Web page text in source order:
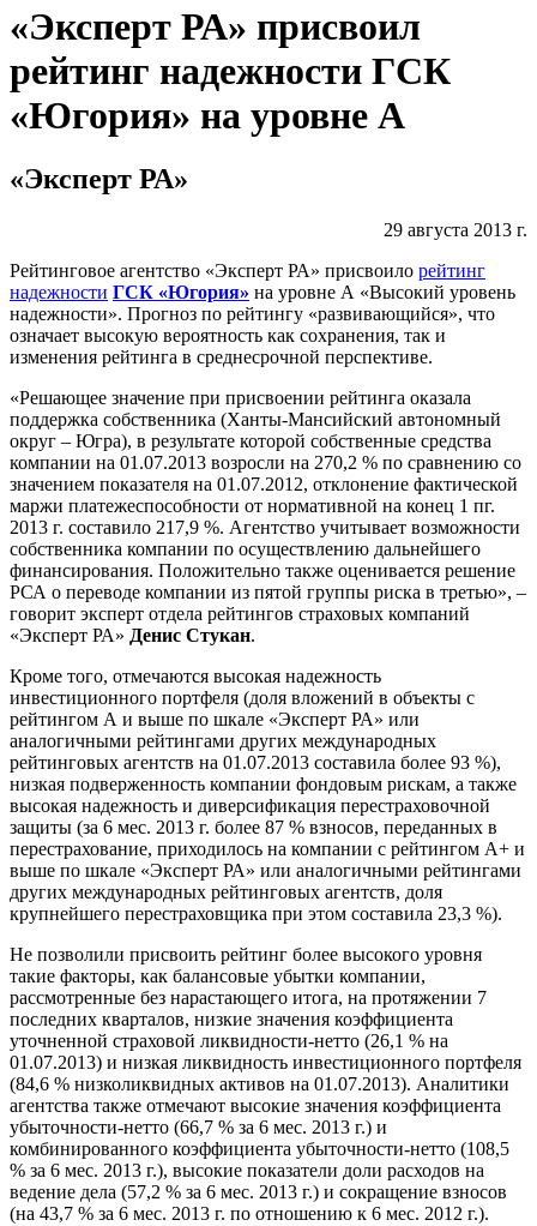
«Эксперт РА» присвоил
рейтинг надежности ГСК
«Югория» на уровне А
«Эксперт РА»
29 августа 2013 г.
Рейтинговое агентство «Эксперт РА» присвоило рейтинг
надежности ГСК «Югория» на уровне А «Высокий уровень
надежности». Прогноз по рейтингу «развивающийся», что
означает высокую вероятность как сохранения, так и
изменения рейтинга в среднесрочной перспективе.
«Решающее значение при присвоении рейтинга оказала
поддержка собственника (Ханты-Мансийский автономный
округ – Югра), в результате которой собственные средства
компании на 01.07.2013 возросли на 270,2 % по сравнению со
значением показателя на 01.07.2012, отклонение фактической
маржи платежеспособности от нормативной на конец 1 пг.
2013 г. составило 217,9 %. Агентство учитывает возможности
собственника компании по осуществлению дальнейшего
финансирования. Положительно также оценивается решение
РСА о переводе компании из пятой группы риска в третью», –
говорит эксперт отдела рейтингов страховых компаний
«Эксперт РА» Денис Стукан.
Кроме того, отмечаются высокая надежность
инвестиционного портфеля (доля вложений в объекты с
рейтингом А и выше по шкале «Эксперт РА» или
аналогичными рейтингами других международных
рейтинговых агентств на 01.07.2013 составила более 93 %),
низкая подверженность компании фондовым рискам, а также
высокая надежность и диверсификация перестраховочной
защиты (за 6 мес. 2013 г. более 87 % взносов, переданных в
перестрахование, приходилось на компании с рейтингом А+ и
выше по шкале «Эксперт РА» или аналогичными рейтингами
других международных рейтинговых агентств, доля
крупнейшего перестраховщика при этом составила 23,3 %).
Не позволили присвоить рейтинг более высокого уровня
такие факторы, как балансовые убытки компании,
рассмотренные без нарастающего итога, на протяжении 7
последних кварталов, низкие значения коэффициента
уточненной страховой ликвидности-нетто (26,1 % на
01.07.2013) и низкая ликвидность инвестиционного портфеля
(84,6 % низколиквидных активов на 01.07.2013). Аналитики
агентства также отмечают высокие значения коэффициента
убыточности-нетто (66,7 % за 6 мес. 2013 г.) и
комбинированного коэффициента убыточности-нетто (108,5
% за 6 мес. 2013 г.), высокие показатели доли расходов на
ведение дела (57,2 % за 6 мес. 2013 г.) и сокращение взносов
(на 43,7 % за 6 мес. 2013 г. по отношению к 6 мес. 2012 г.).